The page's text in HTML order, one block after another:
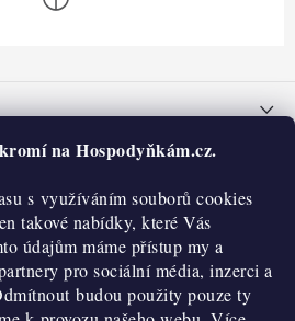
na Hospodyňkám.cz.
s využíváním souborů cookies
takové nabídky, které Vás
údajům máme přístup my a
pro sociální média, inzerci a
budou použity pouze ty